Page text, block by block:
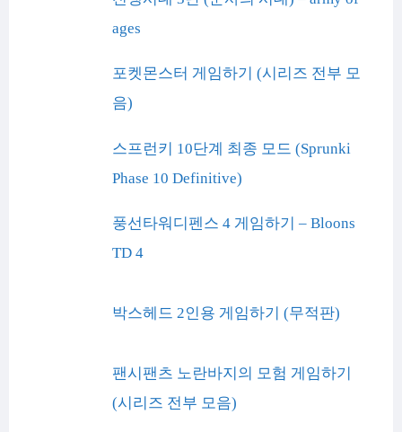
ages
포켓몬스터 게임하기 (시리즈 전부 모
음)
스프런키 10단계 최종 모드 (Sprunki
Phase 10 Definitive)
풍선타워디펜스 4 게임하기 – Bloons
TD 4
박스헤드 2인용 게임하기 (무적판)
팬시팬츠 노란바지의 모험 게임하기
(시리즈 전부 모음)